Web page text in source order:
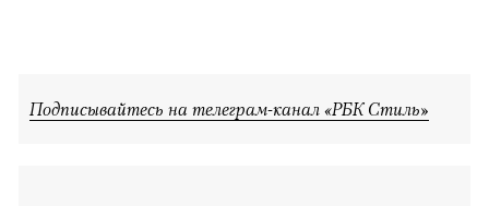
Подписывайтесь на телеграм-канал «РБК Стиль»